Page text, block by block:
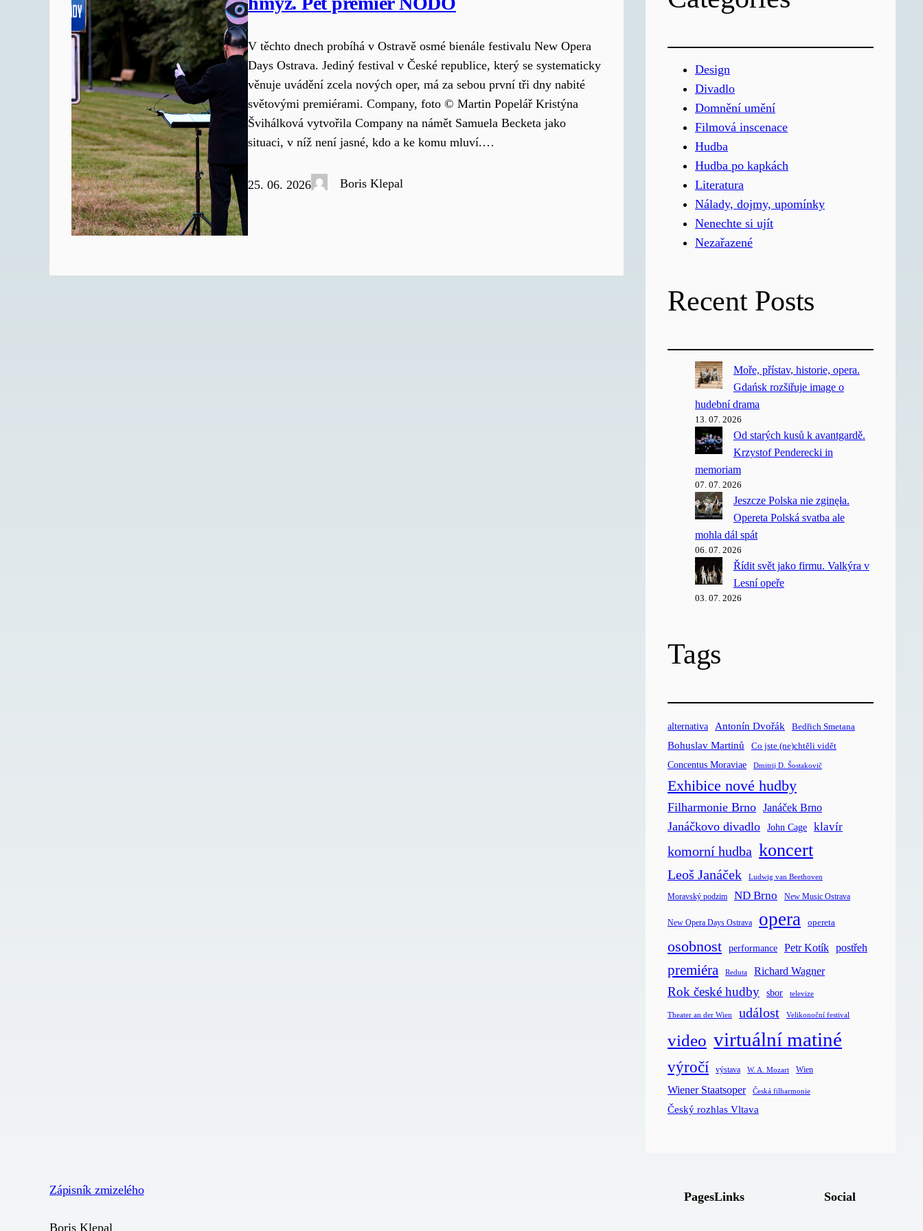
V těchto dnech probíhá v Ostravě osmé bienále festivalu New Opera
Days Ostrava. Jediný festival v České republice, který se systematicky
věnuje uvádění zcela nových oper, má za sebou první tři dny nabité
světovými premiérami. Company, foto © Martin Popelář Kristýna
Švihálková vytvořila Company na námět Samuela Becketa jako
situaci, v níž není jasné, kdo a ke komu mluví.…
25. 06. 2026 Boris Klepal
Design
Divadlo
Domnění umění
Filmová inscenace
Hudba
Hudba po kapkách
Literatura
Nálady, dojmy, upomínky
Nenechte si ujít
Nezařazené
Recent Posts
Moře, přístav, historie, opera.
Gdańsk rozšiřuje image o
hudební drama
13. 07. 2026
Od starých kusů k avantgardě.
Krzystof Penderecki in
memoriam
07. 07. 2026
Jeszcze Polska nie zginęła.
Opereta Polská svatba ale
mohla dál spát
06. 07. 2026
Řídit svět jako firmu. Valkýra v
Lesní opeře
03. 07. 2026
Tags
alternativa Antonín Dvořák Bedřich Smetana
Bohuslav Martinů Co jste (ne)chtěli vidět
Concentus Moraviae Dmitrij D. Šostakovič
Exhibice nové hudby
Filharmonie Brno Janáček Brno
Janáčkovo divadlo John Cage klavír
komorní hudba koncert
Leoš Janáček Ludwig van Beethoven
Moravský podzim ND Brno New Music Ostrava
New Opera Days Ostrava opera opereta
osobnost performance Petr Kotík postřeh
premiéra Reduta Richard Wagner
Rok české hudby sbor televize
Theater an der Wien událost Velikonoční festival
video virtuální matiné
výročí výstava W. A. Mozart Wien
Wiener Staatsoper Česká filharmonie
Český rozhlas Vltava
Zápisník zmizelého
Boris Klepal
PagesLinks Social